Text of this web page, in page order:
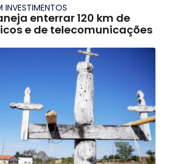
INVESTIMENTOS
enterrar 120 km de
e de telecomunicações